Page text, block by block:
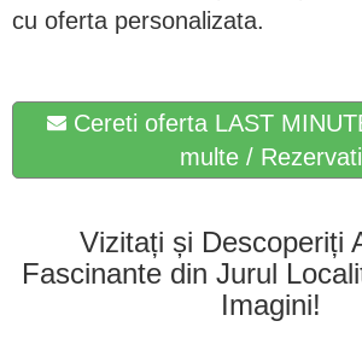
cu oferta personalizata.
Cereti oferta LAST
multe / Rezervati
Vizitați și Descoperiți
Fascinante din Jurul
Imagini!